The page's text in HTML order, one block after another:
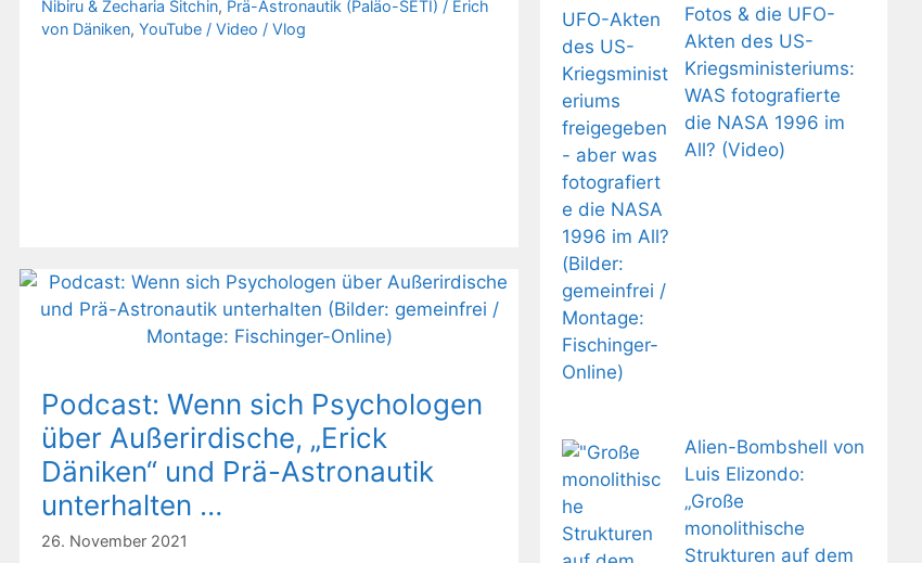
Nibiru & Zecharia Sitchin, Prä-Astronautik (Paläo-SETI) / Erich
von Däniken, YouTube / Video / Vlog
Podcast: Wenn sich Psychologen
über Außerirdische, „Erick
Däniken“ und Prä-Astronautik
unterhalten …
26. November 2021
Fotos & die UFO-
Akten des US-
Kriegsministeriums:
WAS fotografierte
die NASA 1996 im
All? (Video)
Alien-Bombshell von
Luis Elizondo:
„Große
monolithische
Strukturen auf dem